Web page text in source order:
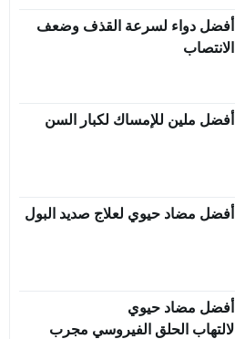
أفضل دواء لسرعة القذف وضعف
الانتصاب
أفضل ملين للإمساك لكبار السن
أفضل مضاد حيوي لعلاج صديد البول
أفضل مضاد حيوي
لالتهاب الحلق الفيروسي مجرب